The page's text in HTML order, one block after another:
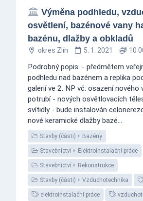
Výměna podhledu,
osvětlení, bazénové vany
bazénu, dlažby a obkladů
okres Zlín 5. 1. 2021 10
Podrobný popis: - předmětem
podhledu nad bazénem a replika
galerií ve 2. NP vč. osazení nového
potrubí - nových osvětlovacích
svítidly - bude instalován
nové keramické dlažby bazé...
Stavby (části) Bazény
Stavebnictví Elektroinstalační práce
Stavebnictví Rekonstrukce
Stavby (části) Vzduchotechnika
elektroinstalační práce